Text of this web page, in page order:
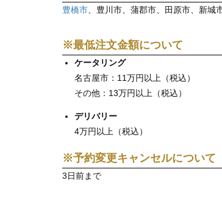
豊橋市、豊川市、蒲郡市、田原市、新城
※最低注文金額について
ケータリング
名古屋市：11万円以上（税込）
その他：13万円以上（税込）
デリバリー
4万円以上（税込）
※予約変更キャンセルについて
3日前まで